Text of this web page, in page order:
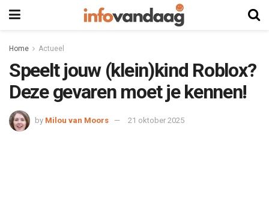
Home Actueel
Speelt jouw (klein)kind Roblox?
Deze gevaren moet je kennen!
by Milou van Moors 21 oktober 2025